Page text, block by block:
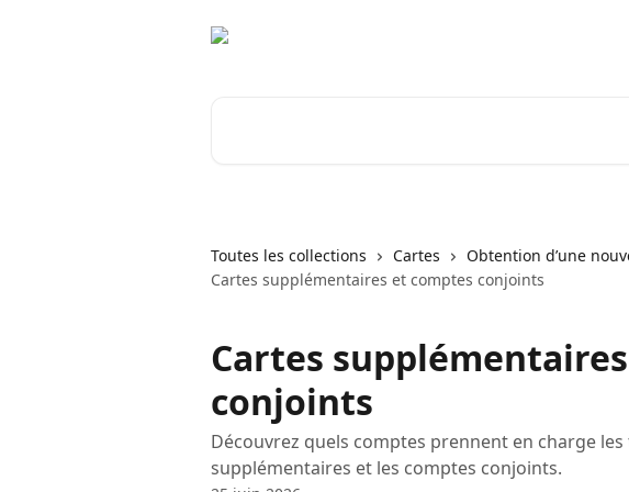
Toutes les collections Cartes
Obtention d’une
Cartes supplémentaires et comptes conjoints
Cartes
conjoints
Découvrez quels comptes prennent en charge
supplémentaires et les comptes conjoints.